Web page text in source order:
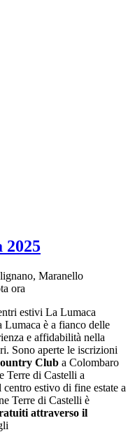
2025
Maranello
ora
estivi La Lumaca
Lumaca è a fianco delle
e affidabilità nella
Sono aperte le iscrizioni
Club a Colombaro
Terre di Castelli a
centro estivo di fine estate a
Terre di Castelli è
attraverso il